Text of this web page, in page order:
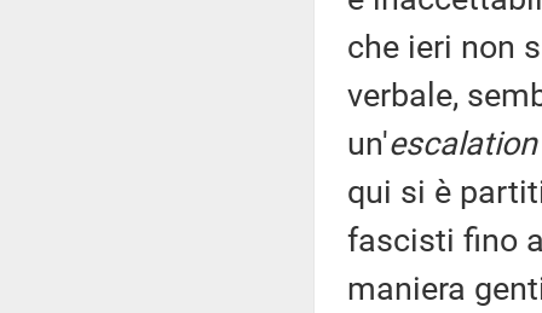
che ieri non
verbale,
un'escalation
qui si è
fascisti fino
maniera